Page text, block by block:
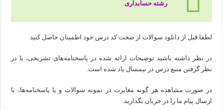
رشته حسابداری
لطفا قبل از دانلود سوالات از صحت کد درس خود اطمینان حاصل کنید
در نظر داشته باشید توضیحات ارائه شده در پاسخنامه‌های تشریحی، با در
نظر گرفتن منبع درس در نیمسال یاد شده است.
در صورت مشاهده هر گونه مغایرت در نمونه سوالات و یا پاسخنامه‌ها، با
ارسال پیام ما را در جریان بگذارید.